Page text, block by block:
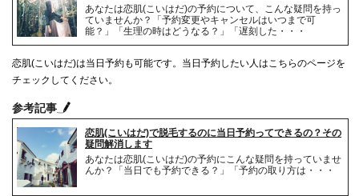
あなたは恋肌(こいはだ)の予約について、こんな疑問を持っ
ていませんか？「予約変更やキャンセルはいつまで可
能？」「生理の時はどうなる？」「遅刻した・・・
恋肌(こいはだ)は当日予約も可能です。当日予約したい人はこちらのページを
チェックしてください。
参考記事
恋肌(こいはだ)で脱毛するのに当日予約ってできるの？その
疑問解消します
あなたは恋肌(こいはだ)の予約にこんな疑問を持っていませ
んか？「当日でも予約できる？」「予約の取り方は・・・